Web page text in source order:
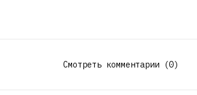
Смотреть комментарии (0)